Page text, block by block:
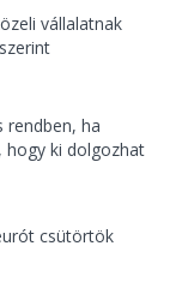
vállalatnak
rendben, ha
hogy ki dolgozhat
csütörtök